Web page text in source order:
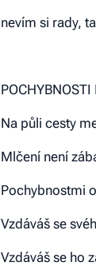
nevím si rady,
POCHYBNOSTI
Na půli cesty
Mlčení není
Pochybnostmi
Vzdáváš se
Vzdáváš se ho